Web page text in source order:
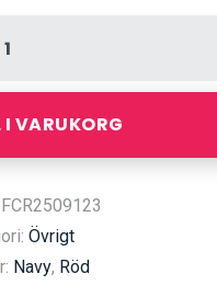
I VARUKORG
Övrigt
Navy, Röd